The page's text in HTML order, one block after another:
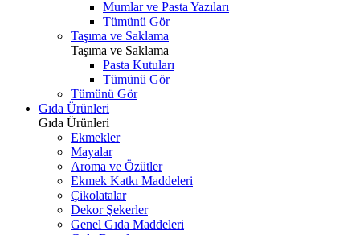
Mumlar ve Pasta Yazıları
Tümünü Gör
Taşıma ve Saklama
Taşıma ve Saklama
Pasta Kutuları
Tümünü Gör
Tümünü Gör
Gıda Ürünleri
Gıda Ürünleri
Ekmekler
Mayalar
Aroma ve Özütler
Ekmek Katkı Maddeleri
Çikolatalar
Dekor Şekerler
Genel Gıda Maddeleri